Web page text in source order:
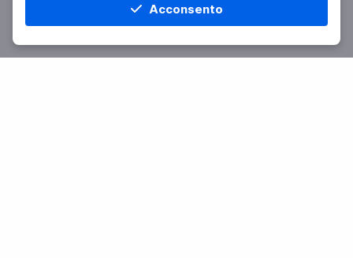
Acconsento
Home Materie Cerca Menu